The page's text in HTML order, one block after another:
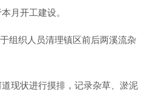
月开工建设。
织人员清理镇区前后两溪流杂
状进行摸排，记录杂草、淤泥